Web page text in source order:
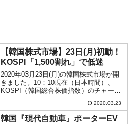
【韓国株式市場】23日(月)初動！
KOSPI「1,500割れ」で低迷
2020年03月23日(月)の韓国株式市場が開
きました。10：10現在（日本時間）、
KOSPI（韓国総合株価指数）のチャート
は以下のようになっています（チャート
は『Investing.com』より引用）。23日は
外為市場が強いウォン安スター...
2020.03.23
韓国『現代自動車』ポーターEV